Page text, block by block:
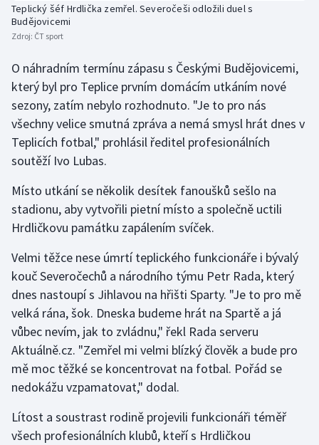
Olympijské hry
Plavání
Plážový volejbal
Ragby
Rychlobruslení
Rychlostní kanoistika
Short track
Sportovní střelba
Stolní tenis
Triatlon
Veslování
Vodní slalom
Teplický šéf Hrdlička zemřel. Severočeši odložili duel s
Budějovicemi
Zdroj: ČT sport
O náhradním termínu zápasu s Českými Budějovicemi,
který byl pro Teplice prvním domácím utkáním nové
sezony, zatím nebylo rozhodnuto. "Je to pro nás
všechny velice smutná zpráva a nemá smysl hrát dnes v
Teplicích fotbal," prohlásil ředitel profesionálních
soutěží Ivo Lubas.
Místo utkání se několik desítek fanoušků sešlo na
stadionu, aby vytvořili pietní místo a společně uctili
Hrdličkovu památku zapálením svíček.
Velmi těžce nese úmrtí teplického funkcionáře i bývalý
kouč Severočechů a národního týmu Petr Rada, který
dnes nastoupí s Jihlavou na hřišti Sparty. "Je to pro mě
velká rána, šok. Dneska budeme hrát na Spartě a já
vůbec nevím, jak to zvládnu," řekl Rada serveru
Aktuálně.cz. "Zemřel mi velmi blízký člověk a bude pro
mě moc těžké se koncentrovat na fotbal. Pořád se
nedokážu vzpamatovat," dodal.
Lítost a soustrast rodině projevili funkcionáři téměř
všech profesionálních klubů, kteří s Hrdličkou